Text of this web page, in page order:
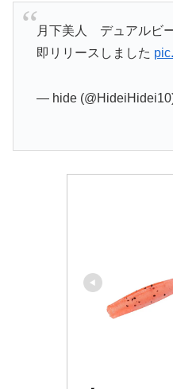
月下美人 デュアルビ
即リリースしました
— hide